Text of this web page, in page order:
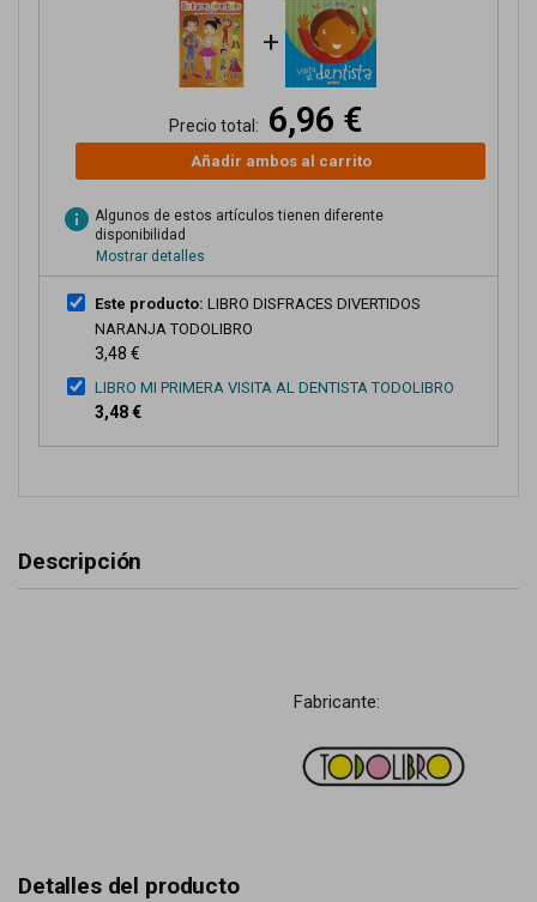
+
Precio total: 6,96 €
Añadir ambos al carrito
info Algunos de estos artículos tienen diferente
disponibilidad
Mostrar detalles
Este producto: LIBRO DISFRACES DIVERTIDOS
NARANJA TODOLIBRO
3,48 €
LIBRO MI PRIMERA VISITA AL DENTISTA TODOLIBRO
3,48 €
Descripción
Fabricante:
Detalles del producto